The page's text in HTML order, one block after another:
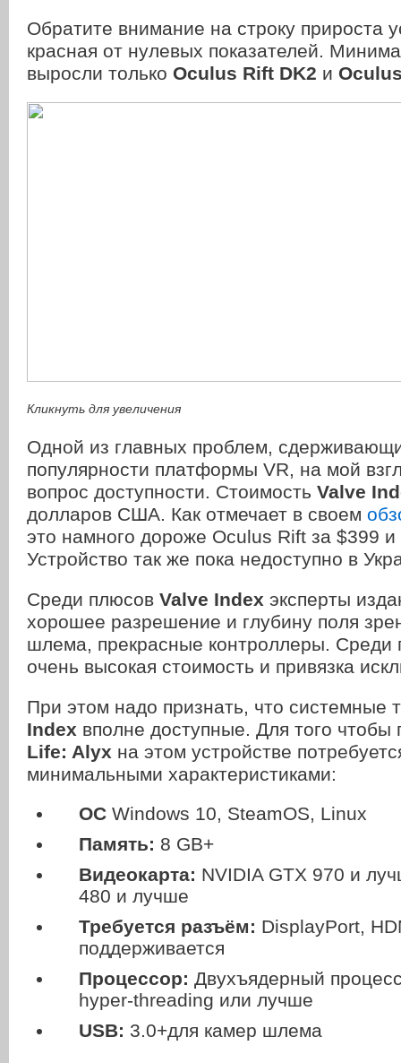
Обратите внимание на строку прироста
красная от нулевых показателей.
выросли только Oculus Rift DK2 и
Кликнуть для увеличения
Одной из главных проблем,
популярности платформы VR, на мой
вопрос доступности. Стоимость Valve
долларов США. Как отмечает в своем
это намного дороже Oculus Rift за $399
Устройство так же пока недоступно в
Среди плюсов Valve Index эксперты
хорошее разрешение и глубину поля
шлема, прекрасные контроллеры. Среди
очень высокая стоимость и привязка
При этом надо признать, что системные
Index вполне доступные. Для того чтобы
Life: Alyx на этом устройстве
минимальными характеристиками:
ОС Windows 10, SteamOS, Linux
Память: 8 GB+
Видеокарта: NVIDIA GTX 970 и
480 и лучше
Требуется разъём: DisplayPort,
поддерживается
Процессор: Двухъядерный
hyper-threading или лучше
USB: 3.0+для камер шлема